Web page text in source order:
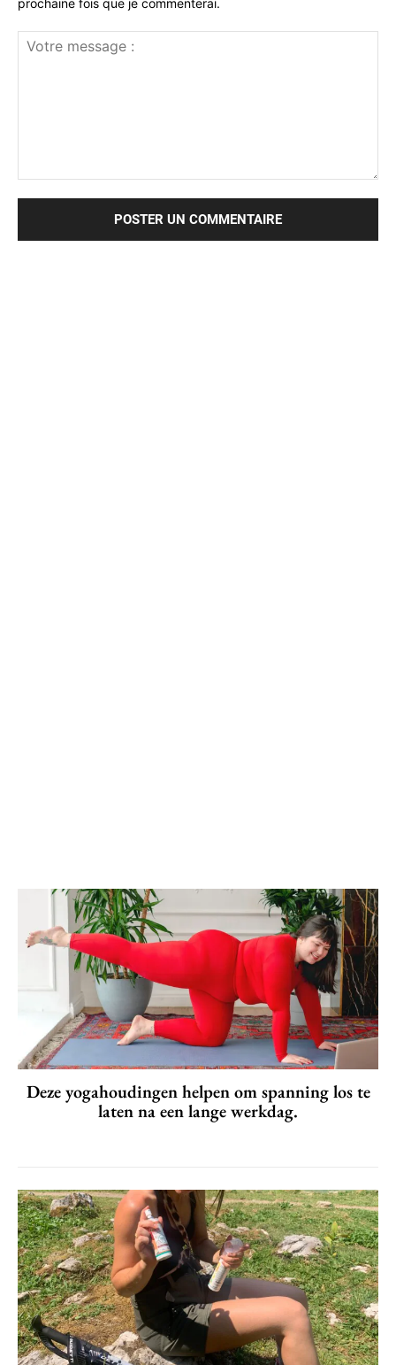
prochaine fois que je commenterai.
Deze yogahoudingen helpen om spanning los te
laten na een lange werkdag.